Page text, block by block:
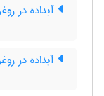
آبداده در
آبداده در